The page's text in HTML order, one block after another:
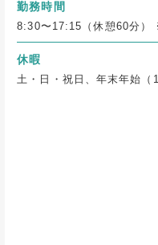
勤務時間
8:30〜17:15（休憩60分）
休暇
土・日・祝日、年末年始（